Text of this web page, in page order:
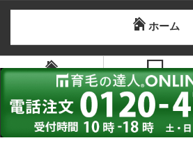
ホーム
ホーム PC版を見る
Copyright© 2016-2026 育毛の達人公式ブログ